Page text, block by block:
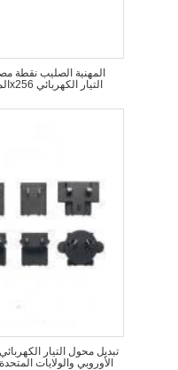
المهنية الصليب نقطة
المعالجة المركزية المزدوجة و1536x256 التيار الكهربائي
الأوروبي والولايات